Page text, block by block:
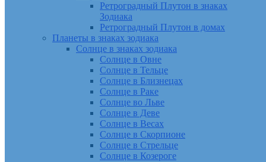
Ретроградный Плутон в знаках
Зодиака
Ретроградный Плутон в домах
Планеты в знаках зодиака
Солнце в знаках зодиака
Солнце в Овне
Солнце в Тельце
Солнце в Близнецах
Солнце в Раке
Солнце во Льве
Солнце в Деве
Солнце в Весах
Солнце в Скорпионе
Солнце в Стрельце
Солнце в Козероге